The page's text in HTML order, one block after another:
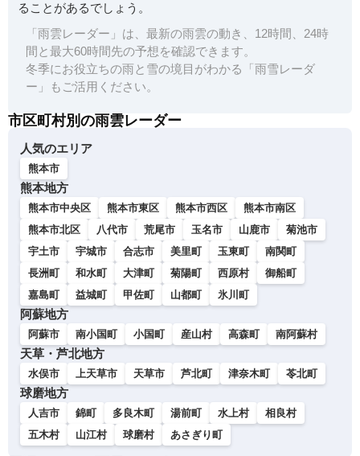
ることがあるでしょう。
「雨雲レーダー」は、最新の雨雲の動き、12時間、24時
間と最大60時間先の予想を確認できます。
冬季にお役立ちの雨と雪の境目がわかる「雨雪レーダ
ー」もご活用ください。
市区町村別の雨雲レーダー
人気のエリア
熊本市
熊本地方
熊本市中央区 熊本市東区 熊本市西区
熊本市南区
熊本市北区
八代市 荒尾市 玉名市 山鹿市
菊池市
宇土市
宇城市 合志市 美里町 玉東町
南関町
長洲町
和水町 大津町 菊陽町 西原村
御船町
嘉島町
益城町 甲佐町 山都町 氷川町
阿蘇地方
阿蘇市 南小国町 小国町 産山村 高森町 南阿蘇村
天草・芦北地方
水俣市 上天草市 天草市 芦北町 津奈木町 苓北町
球磨地方
人吉市 錦町 多良木町 湯前町 水上村
相良村
五木村
山江村 球磨村 あさぎり町